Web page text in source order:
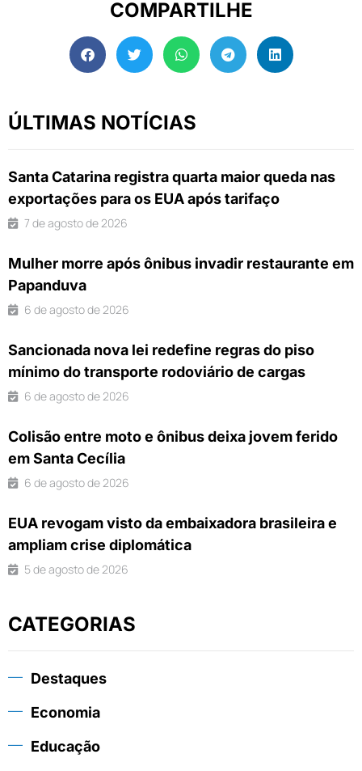
COMPARTILHE
ÚLTIMAS NOTÍCIAS
Santa Catarina registra quarta maior queda nas
exportações para os EUA após tarifaço
7 de agosto de 2026
Mulher morre após ônibus invadir restaurante em
Papanduva
6 de agosto de 2026
Sancionada nova lei redefine regras do piso
mínimo do transporte rodoviário de cargas
6 de agosto de 2026
Colisão entre moto e ônibus deixa jovem ferido
em Santa Cecília
6 de agosto de 2026
EUA revogam visto da embaixadora brasileira e
ampliam crise diplomática
5 de agosto de 2026
CATEGORIAS
Destaques
Economia
Educação